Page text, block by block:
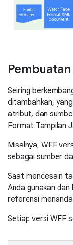
Seiring
ditambahkan,
atribut, dan
Format Tampilan
Misalnya, WFF
sebagai sumber
Saat mendesain
Anda gunakan
referensi
Setiap versi WFF